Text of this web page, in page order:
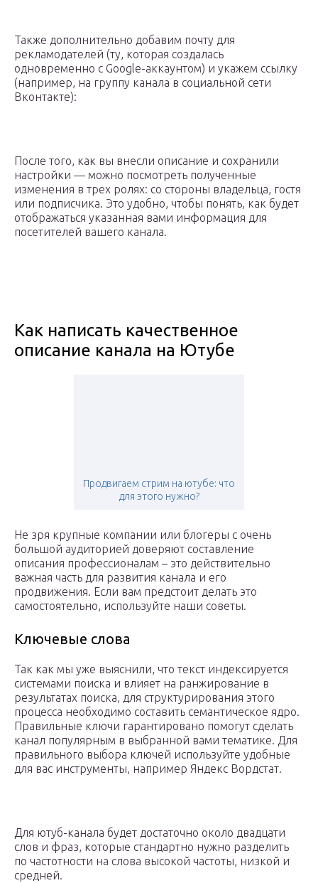
Также дополнительно добавим почту для
рекламодателей (ту, которая создалась
одновременно с Google-аккаунтом) и укажем ссылку
(например, на группу канала в социальной сети
Вконтакте):
После того, как вы внесли описание и сохранили
настройки — можно посмотреть полученные
изменения в трех ролях: со стороны владельца, гостя
или подписчика. Это удобно, чтобы понять, как будет
отображаться указанная вами информация для
посетителей вашего канала.
Как написать качественное
описание канала на Ютубе
Продвигаем стрим на ютубе: что
для этого нужно?
Не зря крупные компании или блогеры с очень
большой аудиторией доверяют составление
описания профессионалам – это действительно
важная часть для развития канала и его
продвижения. Если вам предстоит делать это
самостоятельно, используйте наши советы.
Ключевые слова
Так как мы уже выяснили, что текст индексируется
системами поиска и влияет на ранжирование в
результатах поиска, для структурирования этого
процесса необходимо составить семантическое ядро.
Правильные ключи гарантировано помогут сделать
канал популярным в выбранной вами тематике. Для
правильного выбора ключей используйте удобные
для вас инструменты, например Яндекс Вордстат.
Для ютуб-канала будет достаточно около двадцати
слов и фраз, которые стандартно нужно разделить
по частотности на слова высокой частоты, низкой и
средней.